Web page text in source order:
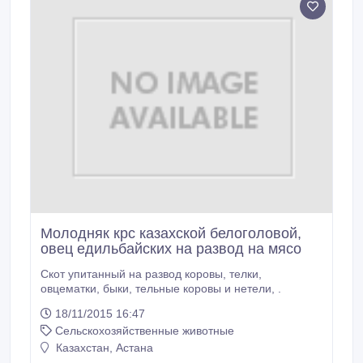
Молодняк крс казахской белоголовой,
овец едильбайских на развод на мясо
Скот упитанный на развод коровы, телки,
овцематки, быки, тельные коровы и нетели, .
18/11/2015 16:47
Сельскохозяйственные животные
Казахстан, Астана